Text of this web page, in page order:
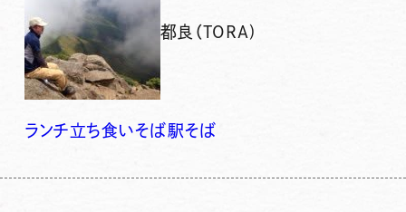
都良（TORA)
ランチ立ち食いそば駅そば